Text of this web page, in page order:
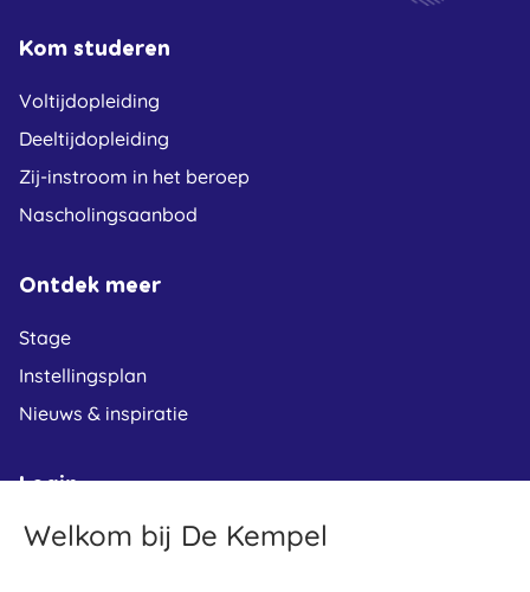
Kom studeren
Voltijdopleiding
Deeltijdopleiding
Zij-instroom in het beroep
Nascholingsaanbod
Ontdek meer
Stage
Instellingsplan
Nieuws & inspiratie
Login
Leerplein
Welkom bij De Kempel